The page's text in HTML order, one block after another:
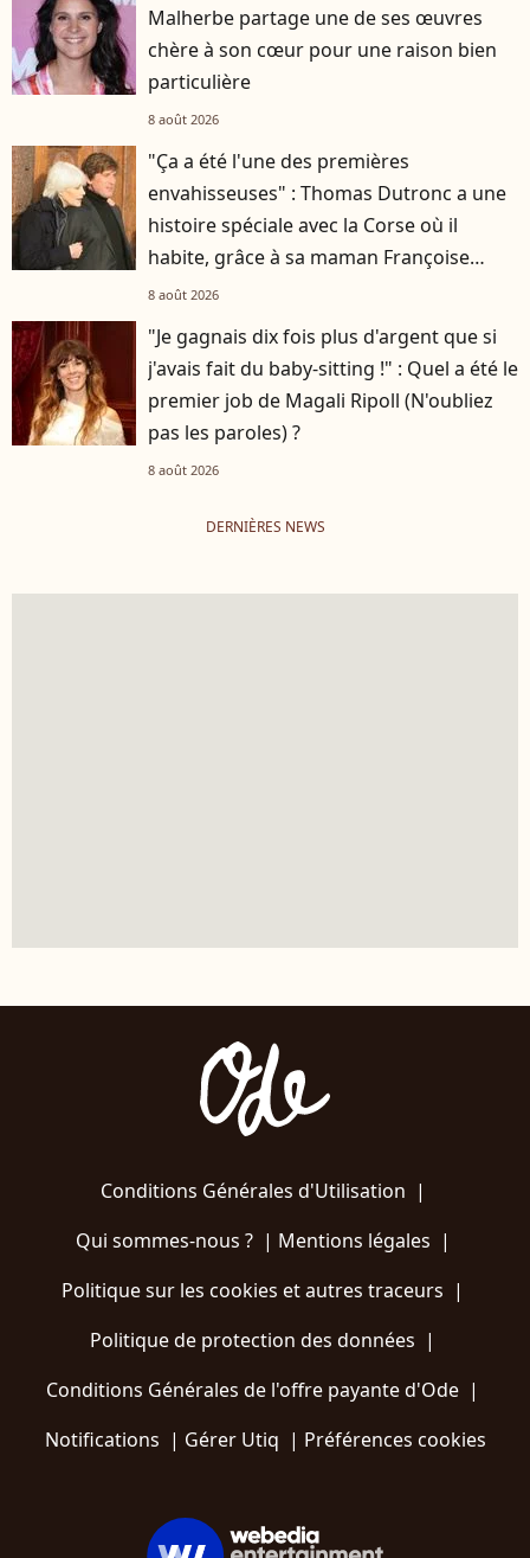
Malherbe partage une de ses œuvres
chère à son cœur pour une raison bien
particulière
8 août 2026
"Ça a été l'une des premières
envahisseuses" : Thomas Dutronc a une
histoire spéciale avec la Corse où il
habite, grâce à sa maman Françoise
Hardy
8 août 2026
"Je gagnais dix fois plus d'argent que si
j'avais fait du baby-sitting !" : Quel a été le
premier job de Magali Ripoll (N'oubliez
pas les paroles) ?
8 août 2026
DERNIÈRES NEWS
Conditions Générales d'Utilisation |
Qui sommes-nous ?| Mentions légales |
Politique sur les cookies et autres traceurs |
Politique de protection des données |
Conditions Générales de l'offre payante d'Ode |
Notifications | Gérer Utiq | Préférences cookies